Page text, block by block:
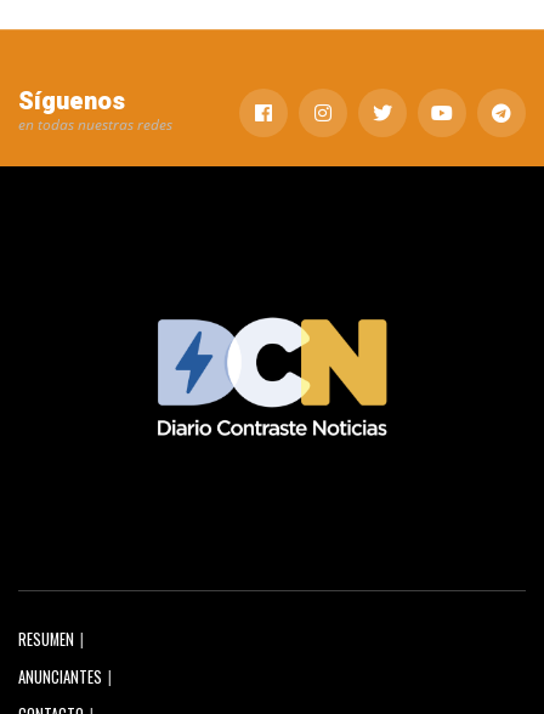
Síguenos
en todas nuestras redes
RESUMEN
ANUNCIANTES